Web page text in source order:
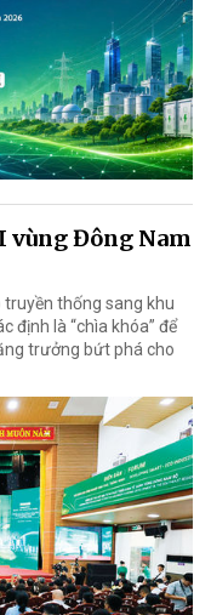
vùng Đông Nam
truyền thống sang khu
định là “chìa khóa” để
trưởng bứt phá cho